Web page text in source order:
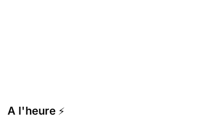
A l'heure ⚡